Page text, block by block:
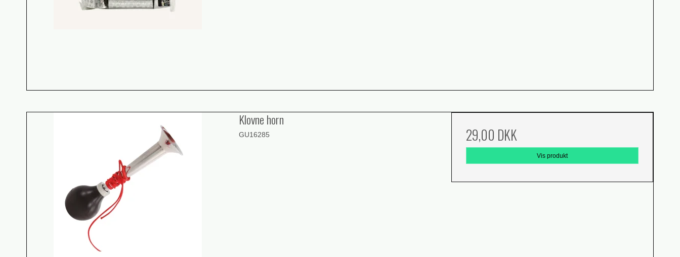
Klovne horn
GU16285 29,00 DKK
Vis produkt